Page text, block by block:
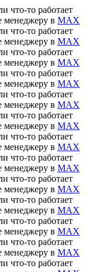
что-то работает
менеджеру в MAX
что-то работает
менеджеру в MAX
что-то работает
менеджеру в MAX
что-то работает
менеджеру в MAX
что-то работает
менеджеру в MAX
что-то работает
менеджеру в MAX
что-то работает
менеджеру в MAX
что-то работает
менеджеру в MAX
что-то работает
менеджеру в MAX
что-то работает
менеджеру в MAX
что-то работает
менеджеру в MAX
что-то работает
менеджеру в MAX
что-то работает